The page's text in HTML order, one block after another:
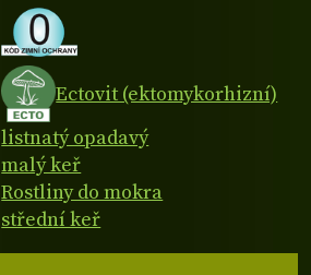
Ectovit (ektomykorhizní)
listnatý opadavý
malý keř
Rostliny do mokra
střední keř